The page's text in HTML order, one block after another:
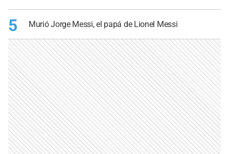
5 Murió Jorge Messi, el papá de Lionel Messi